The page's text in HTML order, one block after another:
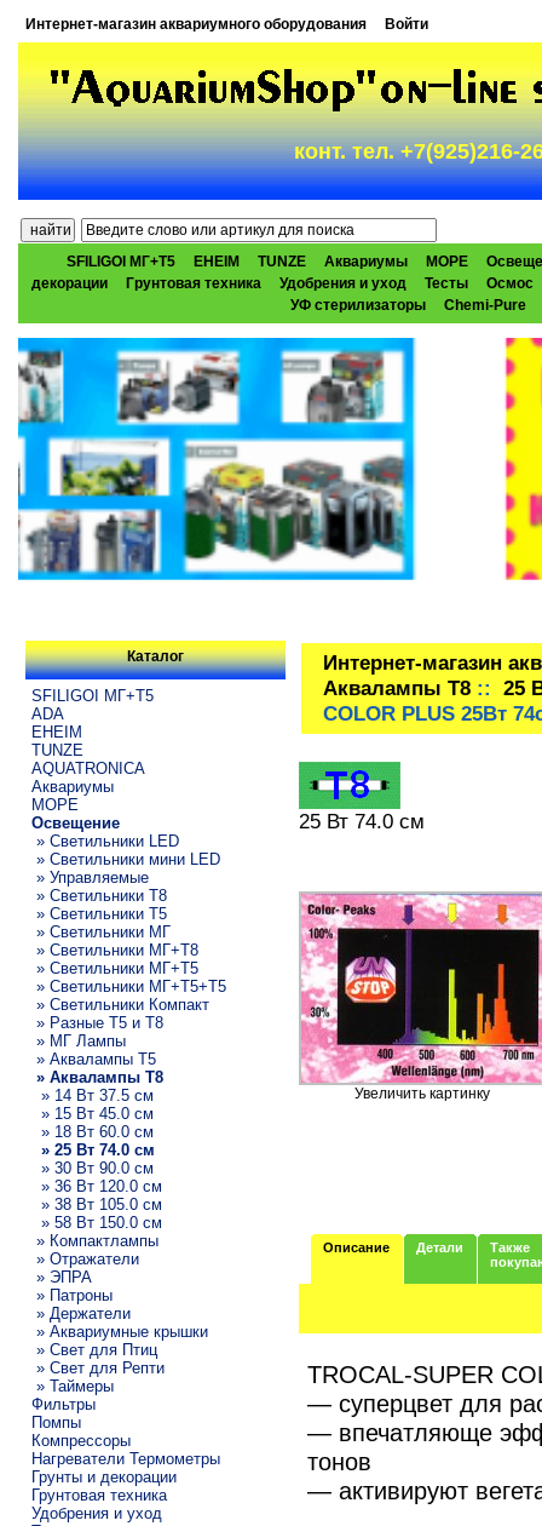
Интернет-магазин аквариумного оборудования Войти
конт. тел. +7(925)216-
SFILIGOI МГ+Т5 EHEIM TUNZE Аквариумы МОРЕ
декорации
Грунтовая техника Удобрения и уход Тесты
Осмос
УФ стерилизаторы
Chemi-Pure
Каталог
SFILIGOI МГ+Т5
ADA
EHEIM
TUNZE
AQUATRONICA
Аквариумы
МОРЕ
Освещение
» Светильники LED
» Светильники мини LED
» Управляемые
» Светильники T8
» Светильники T5
» Светильники МГ
» Светильники МГ+T8
» Светильники МГ+T5
» Светильники МГ+T5+T5
» Светильники Компакт
» Разные T5 и T8
» МГ Лампы
» Аквалампы T5
» Аквалампы T8
» 14 Вт 37.5 см
» 15 Вт 45.0 см
» 18 Вт 60.0 см
» 25 Вт 74.0 см
» 30 Вт 90.0 см
» 36 Вт 120.0 см
» 38 Вт 105.0 см
» 58 Вт 150.0 см
» Компактлампы
» Отражатели
» ЭПРА
» Патроны
» Держатели
» Аквариумные крышки
» Свет для Птиц
» Свет для Репти
» Таймеры
Фильтры
Помпы
Компрессоры
Нагреватели Термометры
Грунты и декорации
Грунтовая техника
Удобрения и уход
Интернет-магазин
Аквалампы T8:: 25
COLOR PLUS 25Вт
25 Вт 74.0 см
Увеличить картинку
Описание Детали
Также
TROCAL-SUPER
— суперцвет для
— впечатляюще
тонов
— активируют